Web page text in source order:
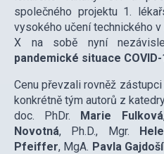
společného projektu 1.
vysokého učení technického
X na sobě nyní
pandemické situace COVID-
Cenu převzali rovněž
konkrétně tým autorů z
doc. PhDr. Marie Fulková
Novotná, Ph.D., Mgr.
Pfeiffer, MgA. Pavla